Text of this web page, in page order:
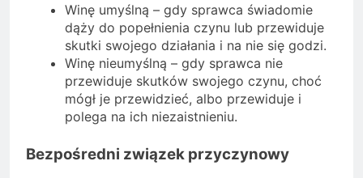
Winę umyślną – gdy sprawca świadomie
dąży do popełnienia czynu lub przewiduje
skutki swojego działania i na nie się godzi.
Winę nieumyślną – gdy sprawca nie
przewiduje skutków swojego czynu, choć
mógł je przewidzieć, albo przewiduje i
polega na ich niezaistnieniu.
Bezpośredni związek przyczynowy